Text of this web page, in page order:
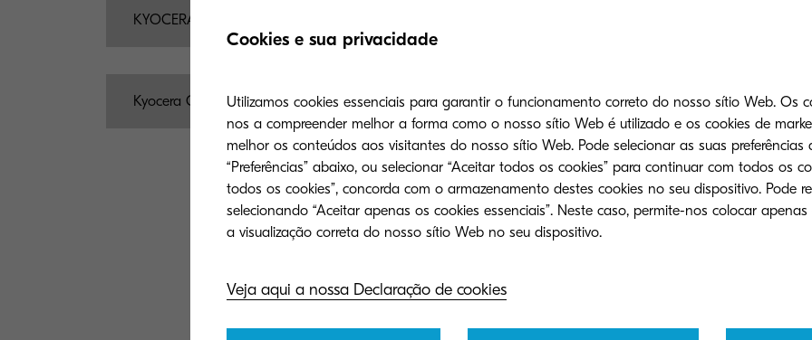
KYOCERA Smart Information Manager
Kyocera Cloud Capture
Mostrar mais
Cookies e sua privacidade
Utilizamos cookies essenciais para garantir o funcionamento correto do nosso sítio Web. Os
nos a compreender melhor a forma como o nosso sítio Web é utilizado e os cookies de
melhor os conteúdos aos visitantes do nosso sítio Web. Pode selecionar as suas
“Preferências” abaixo, ou selecionar “Aceitar todos os cookies” para continuar com todos os
todos os cookies”, concorda com o armazenamento destes cookies no seu dispositivo. Pode
selecionando “Aceitar apenas os cookies essenciais”. Neste caso, permite-nos colocar
a visualização correta do nosso sítio Web no seu dispositivo.
Veja aqui a nossa Declaração de cookies